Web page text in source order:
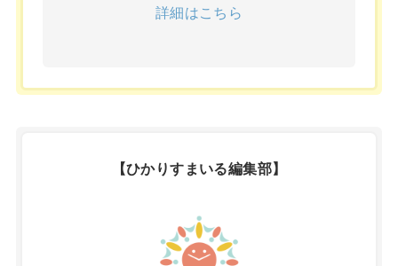
詳細はこちら
【ひかりすまいる編集部】